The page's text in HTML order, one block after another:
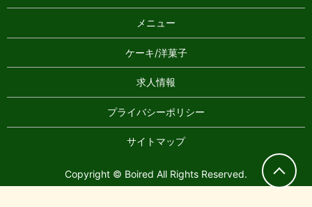
メニュー
ケーキ/洋菓子
求人情報
プライバシーポリシー
サイトマップ
Copyright © Boired All Rights Reserved.